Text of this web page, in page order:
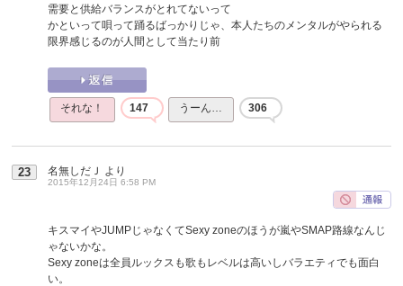
需要と供給バランスがとれてないって
かといって唄って踊るばっかりじゃ、本人たちのメンタルがやられる
限界感じるのが人間として当たり前
それな！ 147 うーん… 306
23 名無しだＪ より
2015年12月24日 6:58 PM
キスマイやJUMPじゃなくてSexy zoneのほうが嵐やSMAP路線なんじ
ゃないかな。
Sexy zoneは全員ルックスも歌もレベルは高いしバラエティでも面白
い。